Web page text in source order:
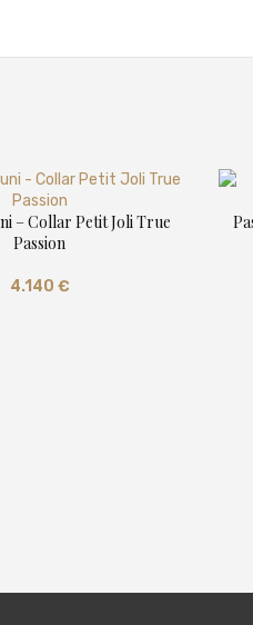
– Collar Petit Joli True
Passion
4.140 €